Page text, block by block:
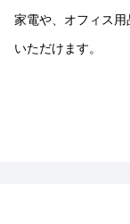
家電や、オフィス
いただけます。